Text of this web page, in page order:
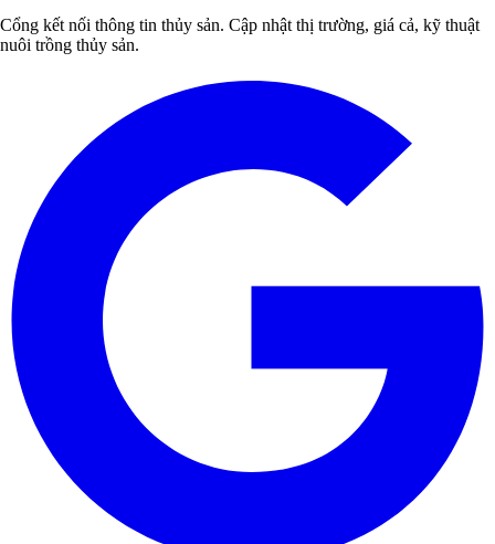
Cổng kết nối thông tin thủy sản. Cập nhật thị trường, giá cả, kỹ thuật
nuôi trồng thủy sản.